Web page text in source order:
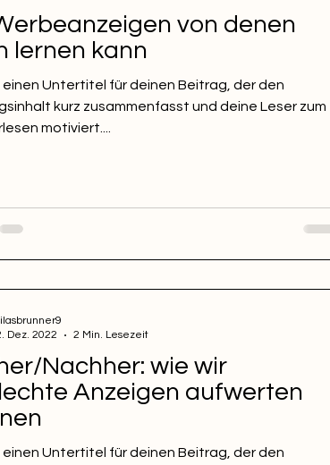
von denen
lernen kann
einen Untertitel für deinen Beitrag, der den
kurz zusammenfasst und deine Leser zum
motiviert....
Nachher: wie wir
Anzeigen aufwerten
einen Untertitel für deinen Beitrag, der den
Dez. 2022
2 Min. Lesezeit